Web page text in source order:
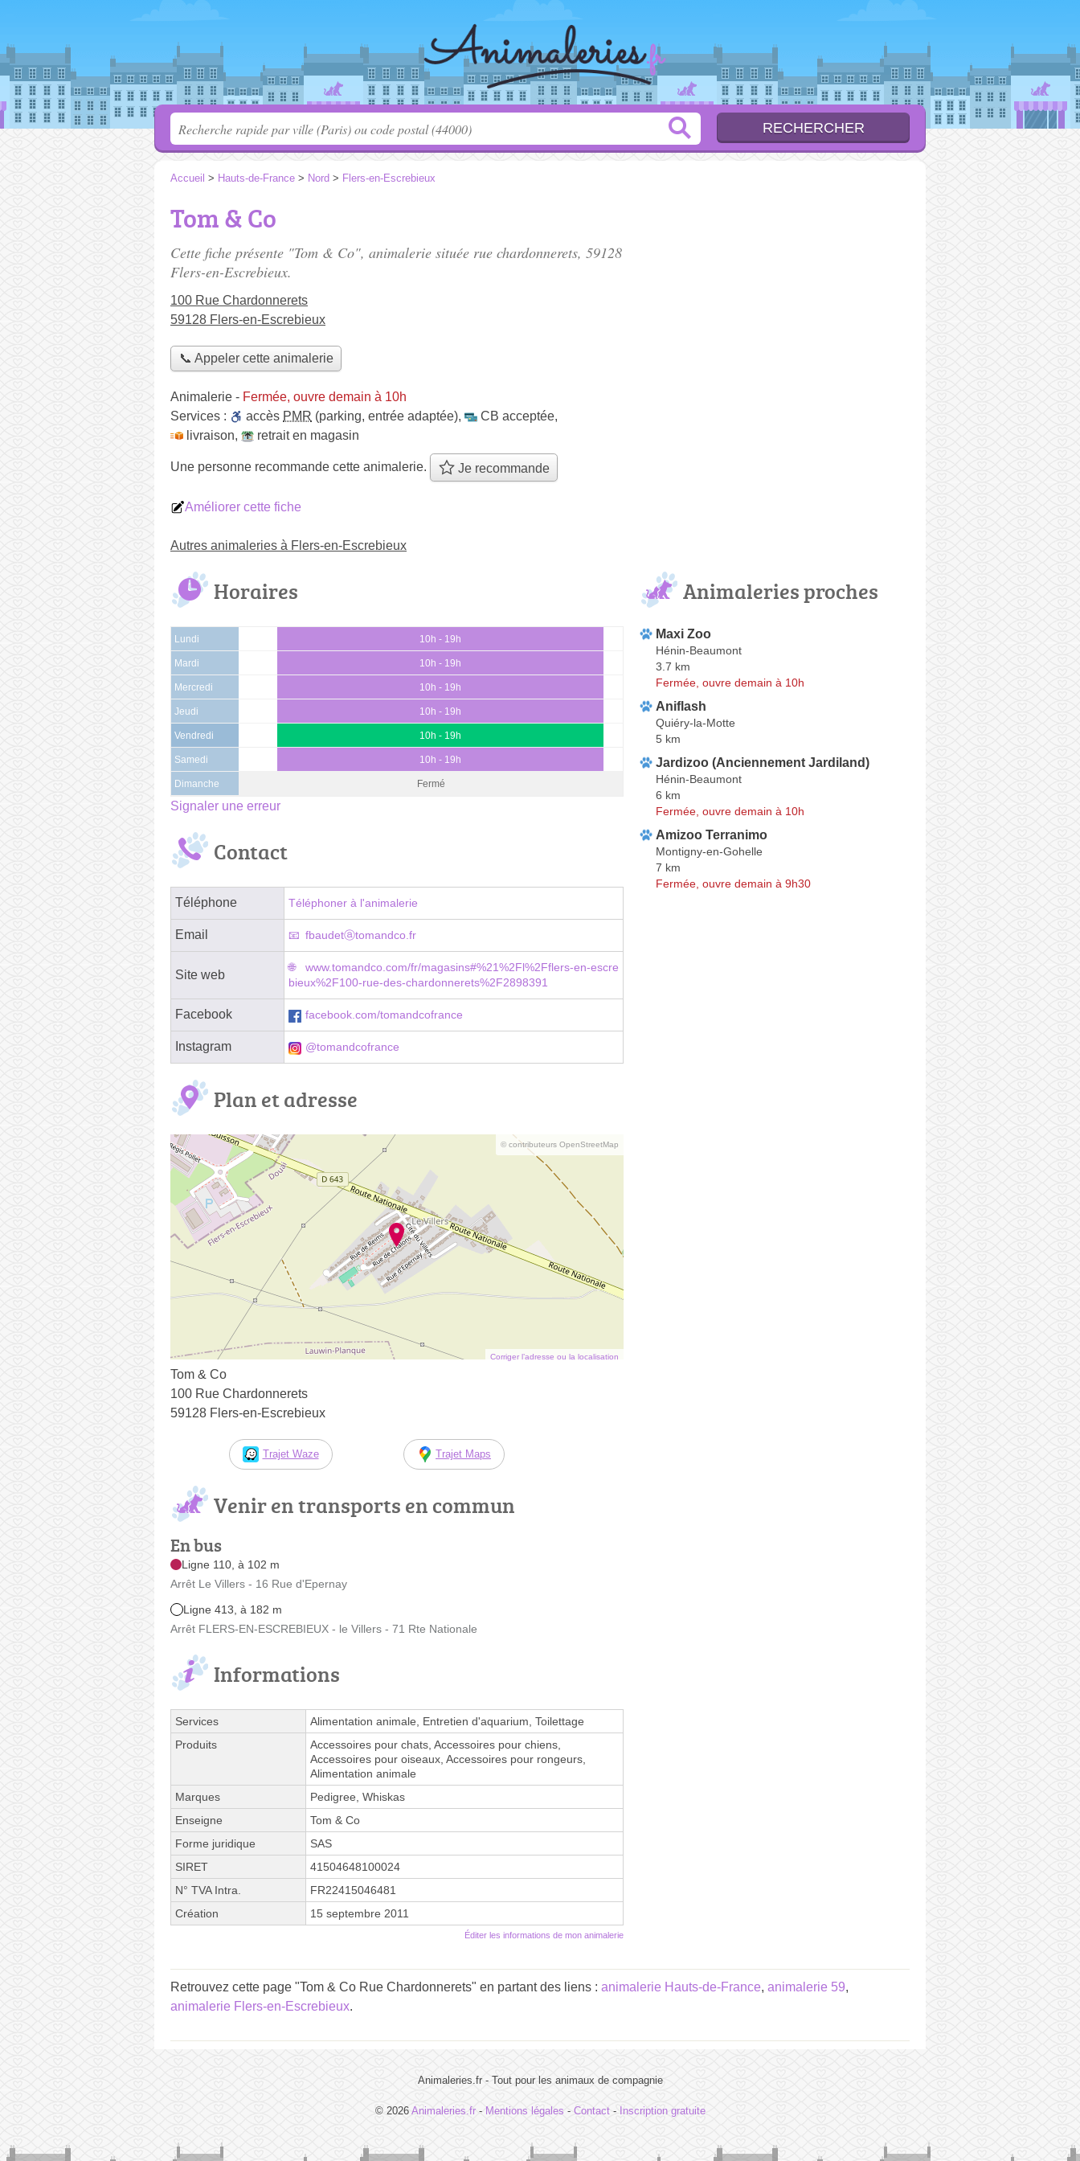
Accueil > Hauts-de-France > Nord > Flers-en-Escrebieux
Tom & Co
Cette fiche présente "Tom & Co", animalerie située rue chardonnerets, 59128
Flers-en-Escrebieux.
100 Rue Chardonnerets
59128 Flers-en-Escrebieux
📞 Appeler cette animalerie
Animalerie - Fermée, ouvre demain à 10h
Services :
accès PMR (parking, entrée adaptée), CB acceptée,
livraison, retrait en magasin
Une personne recommande cette animalerie. Je recommande
Améliorer cette fiche
Autres animaleries à Flers-en-Escrebieux
Horaires
Lundi 10h - 19h
Mardi 10h - 19h
Mercredi 10h - 19h
Jeudi 10h - 19h
Vendredi 10h - 19h
Samedi 10h - 19h
Dimanche Fermé
Signaler une erreur
Contact
Téléphone Téléphoner à l'animalerie
Email fbaudetⓐtomandco.fr
Site web
www.tomandco.com/fr/magasins#%21%2Fl%2Fflers-en-escre
bieux%2F100-rue-des-chardonnerets%2F2898391
Facebook facebook.com/tomandcofrance
Instagram @tomandcofrance
Plan et adresse
© contributeurs OpenStreetMap
Corriger l’adresse ou la localisation
Tom & Co
100 Rue Chardonnerets
59128 Flers-en-Escrebieux
Trajet Waze Trajet Maps
Venir en transports en commun
En bus
Ligne 110, à 102 m
Arrêt Le Villers - 16 Rue d'Epernay
Ligne 413, à 182 m
Arrêt FLERS-EN-ESCREBIEUX - le Villers - 71 Rte Nationale
Informations
Services
Alimentation animale, Entretien d'aquarium, Toilettage
Produits
Accessoires pour chats, Accessoires pour chiens,
Accessoires pour oiseaux, Accessoires pour rongeurs,
Alimentation animale
Marques
Pedigree, Whiskas
Enseigne
Tom & Co
Forme juridique
SAS
SIRET
41504648100024
N° TVA Intra.
FR22415046481
Création
15 septembre 2011
Éditer les informations de mon animalerie
Animaleries proches
Maxi Zoo
Hénin-Beaumont
3.7 km
Fermée, ouvre demain à 10h
Aniflash
Quiéry-la-Motte
5 km
Jardizoo (Anciennement Jardiland)
Hénin-Beaumont
6 km
Fermée, ouvre demain à 10h
Amizoo Terranimo
Montigny-en-Gohelle
7 km
Fermée, ouvre demain à 9h30
Retrouvez cette page "Tom & Co Rue Chardonnerets" en partant des liens : animalerie Hauts-de-France, animalerie 59,
animalerie Flers-en-Escrebieux.
Animaleries.fr - Tout pour les animaux de compagnie
© 2026 Animaleries.fr - Mentions légales - Contact- Inscription gratuite